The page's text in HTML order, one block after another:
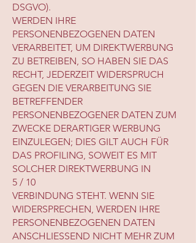
DSGVO).
WERDEN IHRE
PERSONENBEZOGENEN DATEN
VERARBEITET, UM DIREKTWERBUNG
ZU BETREIBEN, SO HABEN SIE DAS
RECHT, JEDERZEIT WIDERSPRUCH
GEGEN DIE VERARBEITUNG SIE
BETREFFENDER
PERSONENBEZOGENER DATEN ZUM
ZWECKE DERARTIGER WERBUNG
EINZULEGEN; DIES GILT AUCH FÜR
DAS PROFILING, SOWEIT ES MIT
SOLCHER DIREKTWERBUNG IN
5 / 10
VERBINDUNG STEHT. WENN SIE
WIDERSPRECHEN, WERDEN IHRE
PERSONENBEZOGENEN DATEN
ANSCHLIESSEND NICHT MEHR ZUM